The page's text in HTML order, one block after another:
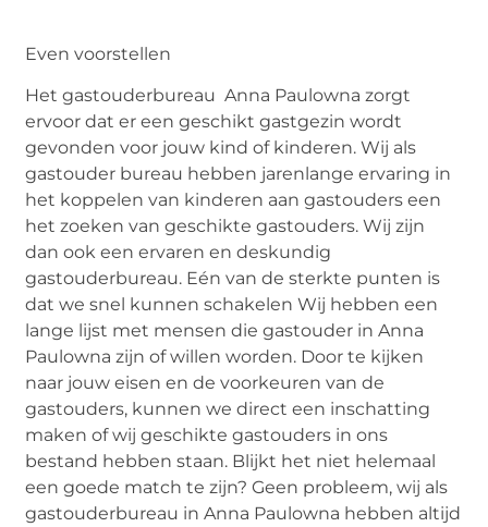
Even voorstellen
Het gastouderbureau Anna Paulowna zorgt
ervoor dat er een geschikt gastgezin wordt
gevonden voor jouw kind of kinderen. Wij als
gastouder bureau hebben jarenlange ervaring in
het koppelen van kinderen aan gastouders een
het zoeken van geschikte gastouders. Wij zijn
dan ook een ervaren en deskundig
gastouderbureau. Eén van de sterkte punten is
dat we snel kunnen schakelen Wij hebben een
lange lijst met mensen die gastouder in Anna
Paulowna zijn of willen worden. Door te kijken
naar jouw eisen en de voorkeuren van de
gastouders, kunnen we direct een inschatting
maken of wij geschikte gastouders in ons
bestand hebben staan. Blijkt het niet helemaal
een goede match te zijn? Geen probleem, wij als
gastouderbureau in Anna Paulowna hebben altijd